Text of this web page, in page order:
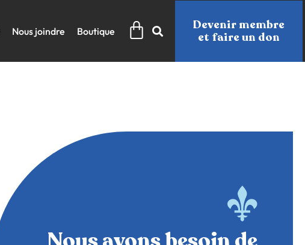
Nous joindre Boutique Panier
Devenir membre
et faire un don